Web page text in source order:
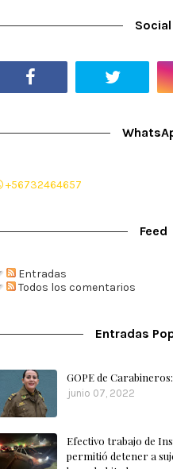
Social
+56732464657
Feed
Entradas
Todos los comentarios
Entradas
GOPE de
junio 07, 2022
Efectivo trabajo de
permitió detener a